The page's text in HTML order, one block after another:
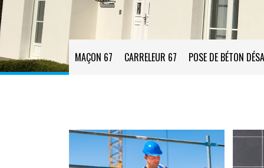
MAÇON 67 CARRELEUR 67 POSE DE BÉTON